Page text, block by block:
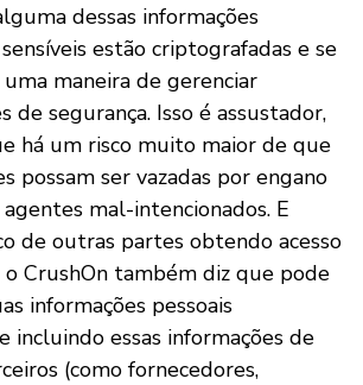
dessas informações
estão criptografadas e se
maneira de gerenciar
de segurança. Isso é assustador,
há um risco muito maior de que
possam ser vazadas por engano
mal-intencionados. E
de outras partes obtendo acesso
o CrushOn também diz que pode
informações pessoais
incluindo essas informações de
(como fornecedores,